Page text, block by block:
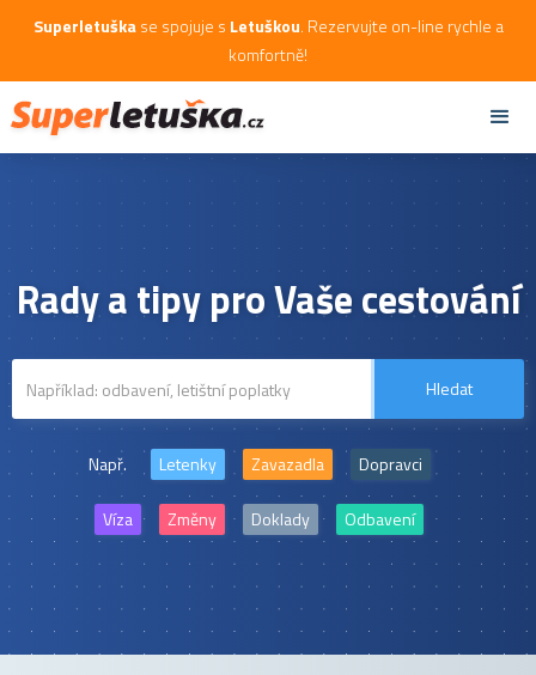
Superletuškase spojuje s Letuškou. Rezervujte on-line rychle a
komfortně!
Rady a tipy pro Vaše cestování
Např. Letenky Zavazadla Dopravci
Víza Změny Doklady Odbavení